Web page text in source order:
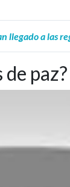
llegado a las
de paz?